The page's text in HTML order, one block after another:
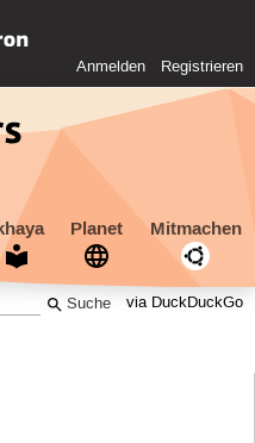
Anmelden Registrieren
Planet Mitmachen
via DuckDuckGo